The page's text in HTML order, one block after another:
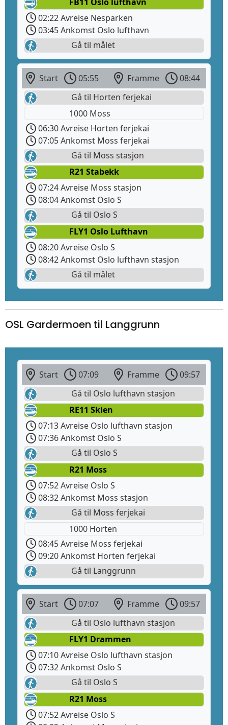
02:22 Avreise Nesparken
03:45 Ankomst Oslo lufthavn
Gå til målet
Start 05:55 Framme
08:44
Gå til Horten ferjekai
1000 Moss
06:30 Avreise Horten ferjekai
07:05 Ankomst Moss ferjekai
Gå til Moss stasjon
R21 Stabekk
07:24 Avreise Moss stasjon
08:04 Ankomst Oslo S
Gå til Oslo S
FLY1 Oslo Lufthavn
08:20 Avreise Oslo S
08:42 Ankomst Oslo lufthavn stasjon
Gå til målet
OSL Gardermoen til Langgrunn
Start 07:09 Framme
09:57
Gå til Oslo lufthavn stasjon
RE11 Skien
07:13 Avreise Oslo lufthavn stasjon
07:36 Ankomst Oslo S
Gå til Oslo S
R21 Moss
07:52 Avreise Oslo S
08:32 Ankomst Moss stasjon
Gå til Moss ferjekai
1000 Horten
08:45 Avreise Moss ferjekai
09:20 Ankomst Horten ferjekai
Gå til Langgrunn
Start 07:07 Framme
09:57
Gå til Oslo lufthavn stasjon
FLY1 Drammen
07:10 Avreise Oslo lufthavn stasjon
07:32 Ankomst Oslo S
Gå til Oslo S
R21 Moss
07:52 Avreise Oslo S